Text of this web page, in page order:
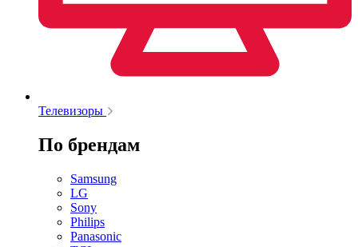
Телевизоры
По брендам
Samsung
LG
Sony
Philips
Panasonic